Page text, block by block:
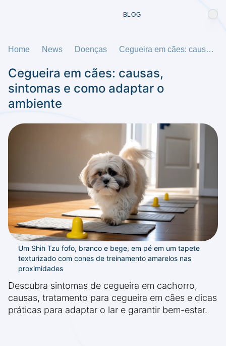
BLOG
Home News Doenças Cegueira em cães: causas, sintomas e como adaptar o ambiente
Cegueira em cães: causas,
sintomas e como adaptar o
ambiente
Um Shih Tzu fofo, branco e bege, em pé em um tapete
texturizado com cones de treinamento amarelos nas
proximidades
Descubra sintomas de cegueira em cachorro,
causas, tratamento para cegueira em cães e dicas
práticas para adaptar o lar e garantir bem-estar.